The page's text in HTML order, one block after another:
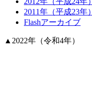
2011年（平成23年）
Flashアーカイブ
▲ 2022年（令和4年）